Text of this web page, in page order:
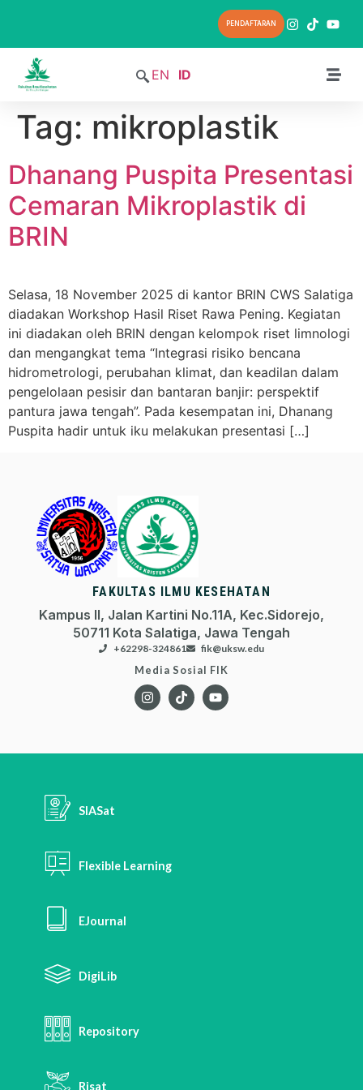
PENDAFTARAN
EN ID
Tag: mikroplastik
Dhanang Puspita Presentasi
Cemaran Mikroplastik di
BRIN
Selasa, 18 November 2025 di kantor BRIN CWS Salatiga
diadakan Workshop Hasil Riset Rawa Pening. Kegiatan
ini diadakan oleh BRIN dengan kelompok riset limnologi
dan mengangkat tema “Integrasi risiko bencana
hidrometrologi, perubahan klimat, dan keadilan dalam
pengelolaan pesisir dan bantaran banjir: perspektif
pantura jawa tengah”. Pada kesempatan ini, Dhanang
Puspita hadir untuk iku melakukan presentasi […]
FAKULTAS ILMU KESEHATAN
Kampus II, Jalan Kartini No.11A, Kec.Sidorejo,
50711 Kota Salatiga, Jawa Tengah
+62298-324861 fik@uksw.edu
Media Sosial FIK
SIASat
Flexible Learning
EJournal
DigiLib
Repository
Risat